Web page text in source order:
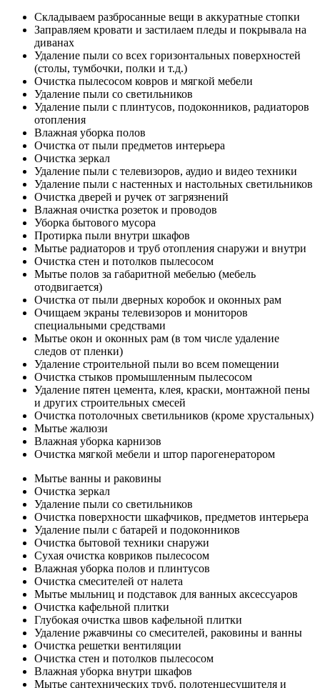
Складываем разбросанные вещи в аккуратные стопки
Заправляем кровати и застилаем пледы и покрывала на
диванах
Удаление пыли со всех горизонтальных поверхностей
(столы, тумбочки, полки и т.д.)
Очистка пылесосом ковров и мягкой мебели
Удаление пыли со светильников
Удаление пыли с плинтусов, подоконников, радиаторов
отопления
Влажная уборка полов
Очистка от пыли предметов интерьера
Очистка зеркал
Удаление пыли с телевизоров, аудио и видео техники
Удаление пыли с настенных и настольных светильников
Очистка дверей и ручек от загрязнений
Влажная очистка розеток и проводов
Уборка бытового мусора
Протирка пыли внутри шкафов
Мытье радиаторов и труб отопления снаружи и внутри
Очистка стен и потолков пылесосом
Мытье полов за габаритной мебелью (мебель
отодвигается)
Очистка от пыли дверных коробок и оконных рам
Очищаем экраны телевизоров и мониторов
специальными средствами
Мытье окон и оконных рам (в том числе удаление
следов от пленки)
Удаление строительной пыли во всем помещении
Очистка стыков промышленным пылесосом
Удаление пятен цемента, клея, краски, монтажной пены
и других строительных смесей
Очистка потолочных светильников (кроме хрустальных)
Мытье жалюзи
Влажная уборка карнизов
Очистка мягкой мебели и штор парогенератором
Мытье ванны и раковины
Очистка зеркал
Удаление пыли со светильников
Очистка поверхности шкафчиков, предметов интерьера
Удаление пыли с батарей и подоконников
Очистка бытовой техники снаружи
Сухая очистка ковриков пылесосом
Влажная уборка полов и плинтусов
Очистка смесителей от налета
Мытье мыльниц и подставок для ванных аксессуаров
Очистка кафельной плитки
Глубокая очистка швов кафельной плитки
Удаление ржавчины со смесителей, раковины и ванны
Очистка решетки вентиляции
Очистка стен и потолков пылесосом
Влажная уборка внутри шкафов
Мытье сантехнических труб, полотенцесушителя и